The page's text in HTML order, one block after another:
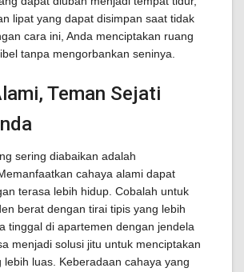
lipat yang dapat disimpan saat tidak
cara ini, Anda menciptakan ruang
tanpa mengorbankan seninya.
Teman Sejati
sering diabaikan adalah
cahaya alami dapat
terasa lebih hidup. Cobalah untuk
berat dengan tirai tipis yang lebih
tinggal di apartemen dengan jendela
menjadi solusi jitu untuk menciptakan
lebih luas. Keberadaan cahaya yang